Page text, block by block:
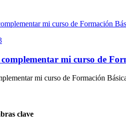
mi curso de
mi curso de Formación
clave